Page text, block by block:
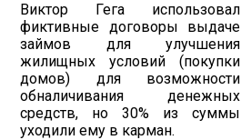
Виктор Гега использовал
фиктивные договоры выдаче
займов для улучшения
жилищных условий (покупки
домов) для возможности
обналичивания денежных
средств, но 30% из суммы
уходили ему в карман.